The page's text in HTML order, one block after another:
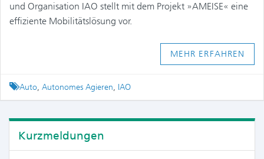
und Organisation IAO stellt mit dem Projekt »AMEISE« eine
effiziente Mobilitätslösung vor.
MEHR ERFAHREN
Tagged
Auto, Autonomes Agieren, IAO
Kurzmeldungen